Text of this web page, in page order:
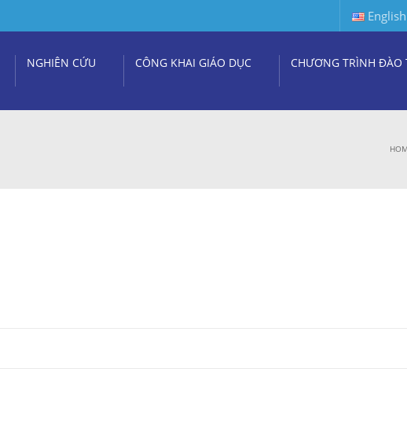
English
NGHIÊN CỨU CÔNG KHAI GIÁO DỤC CHƯƠNG TRÌNH ĐÀO